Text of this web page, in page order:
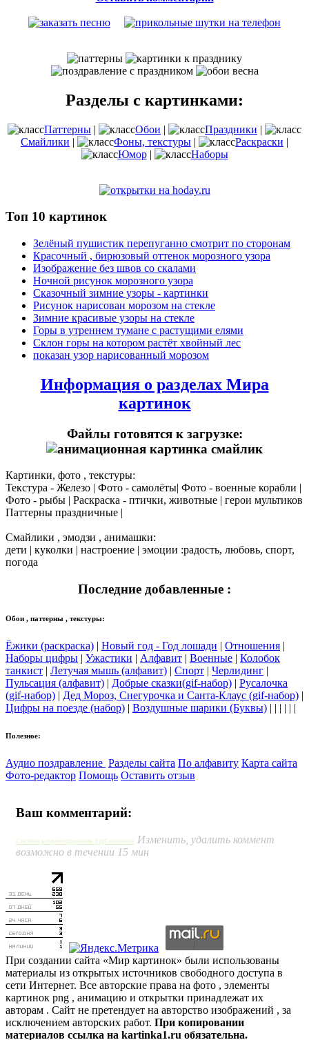
Разделы с картинками:
Паттерны | Обои | Праздники |
Смайлики | Фоны, текстуры | Раскраски |
Юмор| Наборы
Топ 10 картинок
Зелёный пушистик перепуганно смотрит по сторонам
Красочный , бирюзовый оттенок морозного узора
Изображение без швов со скалами
Ночной рисунок морозного узора
Сказочный зимние узоры - картинки
Рисунок нарисован морозом на стекле
Зимние красивые узоры на стекле
Горы в утреннем тумане с растущими елями
Склон горы на котором растёт хвойный лес
показан узор нарисованный морозом
Информация о разделах Мира
картинок
Файлы готовятся к загрузке:
Картинки, фото , текстуры:
Текстура - Железо | Фото - самолёты| Фото - военные корабли |
Фото - рыбы | Раскраска - птички, животные | герои мультиков
Паттерны праздничные |
Смайлики , эмодзи , анимашки:
дети | куколки | настроение | эмоции :радость, любовь, спорт,
погода
Последние добавленные :
Обои , паттерны , текстуры:
Ёжики (раскраска) | Новый год - Год лошади | Отношения |
Наборы цифры | Ужастики | Алфавит | Военные | Колобок
танкист | Летучая мышь (алфавит) | Спорт | Черлидинг |
Пульсация (алфавит) | Добрые сказки(gif-набор) | Русалочка
(gif-набор) | Дед Мороз, Снегурочка и Санта-Клаус (gif-набор) |
Цифры на поезде (набор) | Воздушные шарики (Буквы) | | | | | |
Полезное:
Аудио поздравление Разделы сайта По алфавиту Карта сайта
Фото-редактор Помощь Оставить отзыв
Ваш комментарий:
Система комментирования SigComments Изменить, удалить коммент
возможно в течении 15 мин
При создании сайта «Мир картинок» были использованы
материалы из открытых источников свободного доступа в
сети Интернет. Все авторские права на фото , элементы
картинок png , анимацию и открытки принадлежат их
авторам . Сайт не претендует на авторство изображений , за
исключением авторских работ. При копировании
материалов ссылка на kartinka1.ru обязательна.